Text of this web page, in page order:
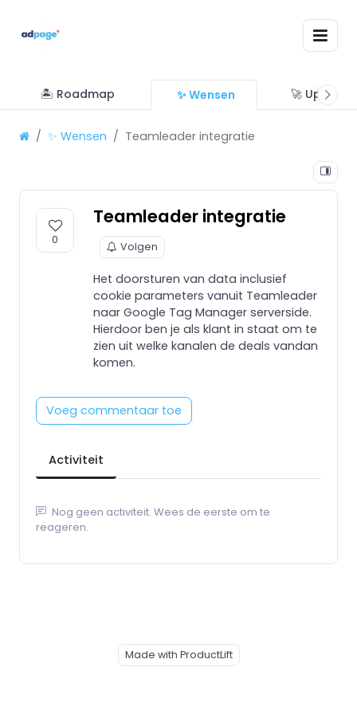
🏝 Roadmap ✨ Wensen 🚀 Updates
✨ Wensen Teamleader integratie
0
Teamleader integratie
Volgen
Het doorsturen van data inclusief
cookie parameters vanuit Teamleader
naar Google Tag Manager serverside.
Hierdoor ben je als klant in staat om te
zien uit welke kanalen de deals vandan
komen.
Voeg commentaar toe
Activiteit
Nog geen activiteit. Wees de eerste om te
reageren.
Made with ProductLift